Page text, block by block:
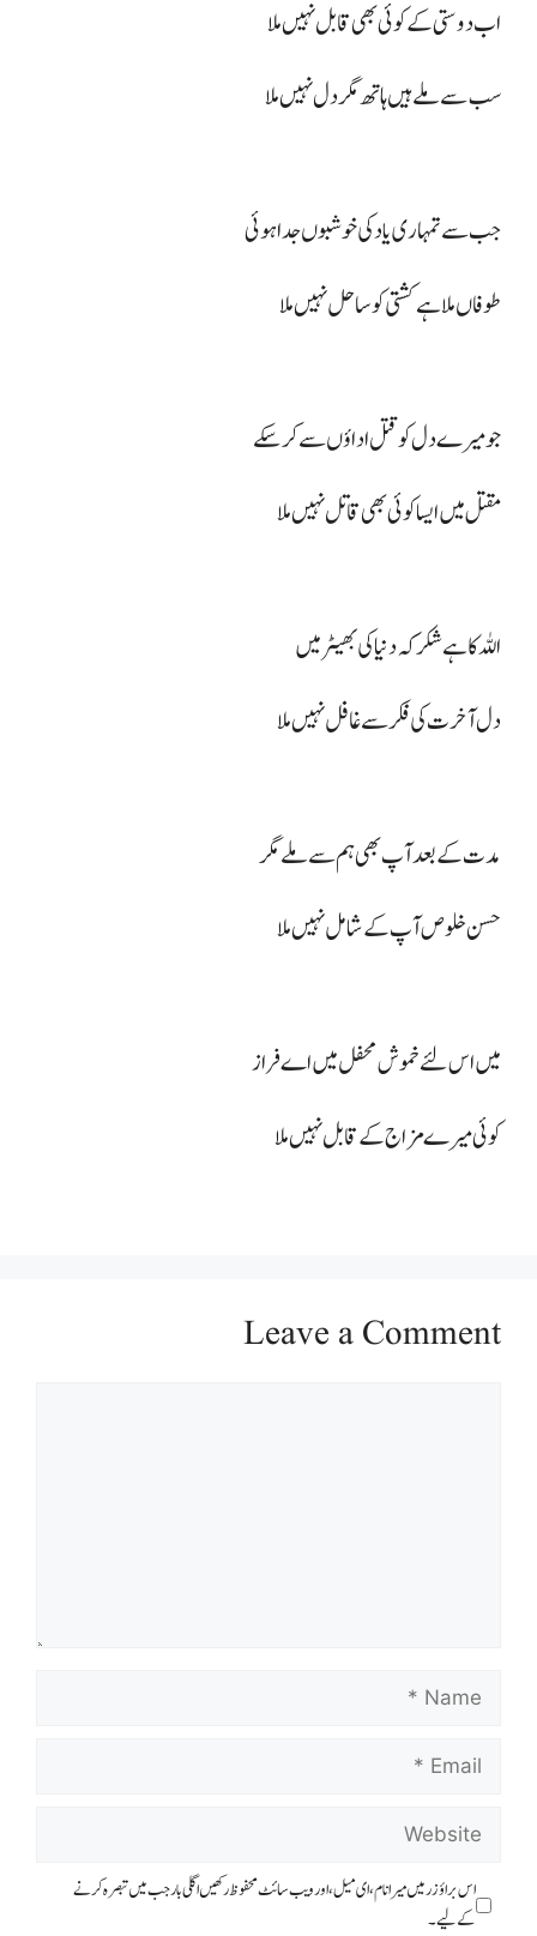
اب دوستی کے کوئی بھی قابل نہیں ملا
سب سے ملے ہیں ہاتھ مگر دل نہیں ملا
جب سے تمہاری یاد کی خوشبوں جدا ہوئی
طوفاں ملا ہے کشتی کو ساحل نہیں ملا
جو میرے دل کو قتل اداؤں سے کر سکے
مقتل میں ایسا کوئی بھی قاتل نہیں ملا
اللہ کا ہے شکر کہ دنیا کی بھیٹر میں
دل آخرت کی فکر سے غافل نہیں ملا
مدت کے بعد آپ بھی ہم سے ملے مگر
حسن خلوص آپ کے شامل نہیں ملا
میں اس لئے خموش محفل میں اے فراز
کوئی میرے مزاج کے قابل نہیں ملا
Leave a Comment
Email
Website
اس براؤزر میں میرا نام، ای میل، اور ویب سائٹ محفوظ رکھیں اگلی بار جب میں تبصرہ کرنے
کےلیے۔